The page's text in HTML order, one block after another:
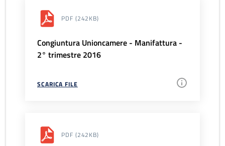
PDF (242KB)
Congiuntura Unioncamere - Manifattura -
2° trimestre 2016
SCARICA FILE
PDF (242KB)